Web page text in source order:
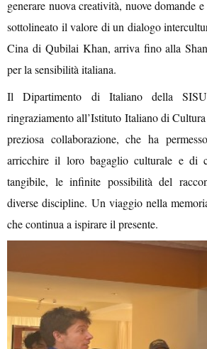
generare nuova creatività, nuove domande
sottolineato il valore di un dialogo
Cina di Qubilai Khan, arriva fino alla
per la sensibilità italiana.
Il Dipartimento di Italiano della
ringraziamento all’Istituto Italiano di
preziosa collaborazione, che ha
arricchire il loro bagaglio culturale e di
tangibile, le infinite possibilità del
diverse discipline. Un viaggio nella
che continua a ispirare il presente.